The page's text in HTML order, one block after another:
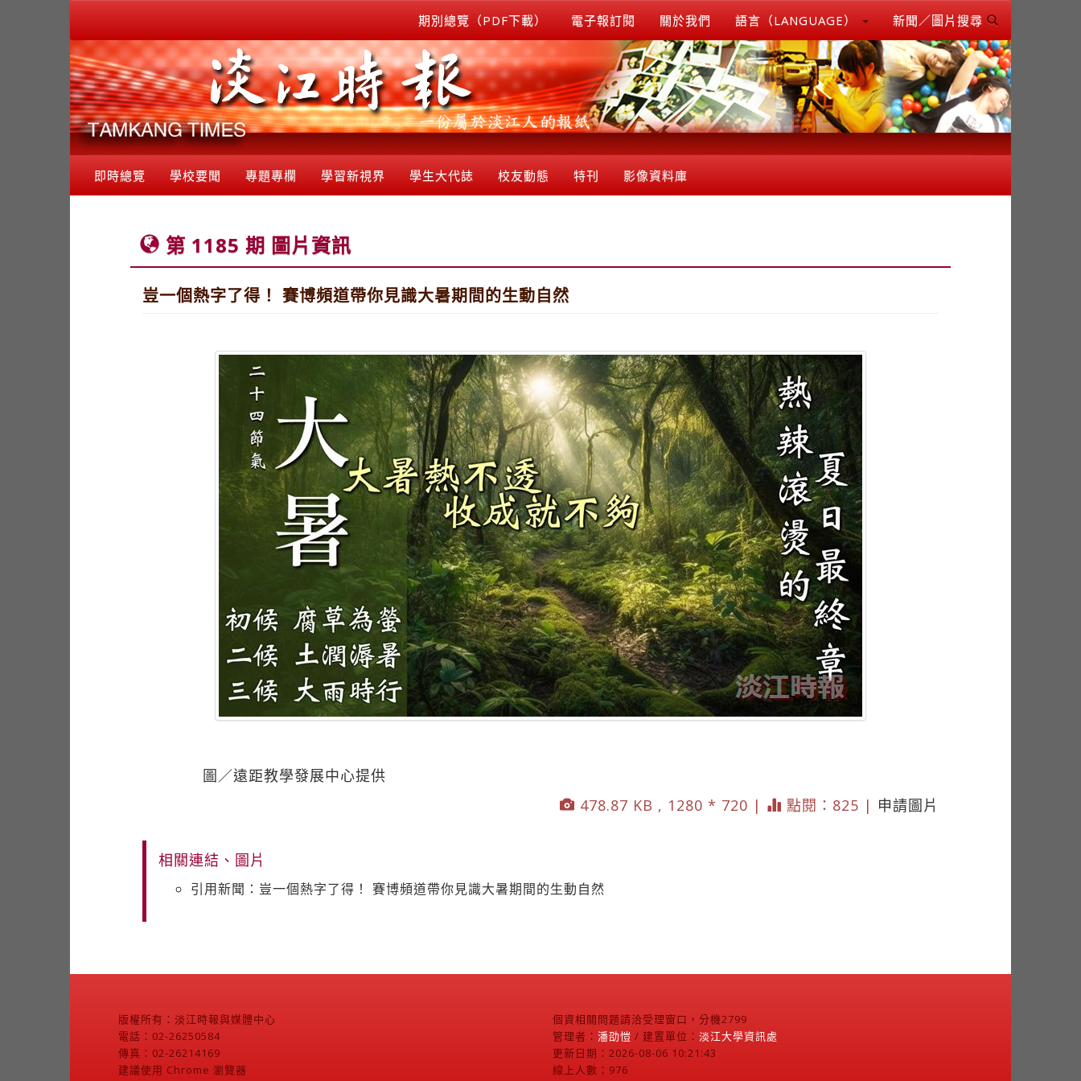
期別總覽（PDF下載） 電子報訂閱 關於我們 語言（LANGUAGE） 新聞／圖片搜尋
即時總覽 學校要聞 專題專欄 學習新視界 學生大代誌 校友動態 特刊 影像資料庫
第 1185 期 圖片資訊
豈一個熱字了得！ 賽博頻道帶你見識大暑期間的生動自然
圖／遠距教學發展中心提供
478.87 KB , 1280 * 720 |
點閱：825 | 申請圖片
相關連結、圖片
引用新聞：豈一個熱字了得！ 賽博頻道帶你見識大暑期間的生動自然
版權所有：淡江時報與媒體中心
電話：02-26250584
傳真：02-26214169
建議使用 Chrome 瀏覽器
個資相關問題請洽受理窗口，分機2799
管理者： 潘劭愷 / 建置單位： 淡江大學資訊處
更新日期：2026-08-06 10:21:43
線上人數：976